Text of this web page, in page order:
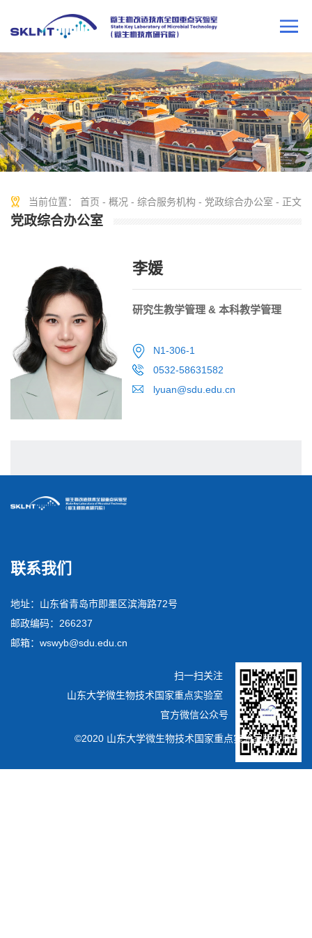
当前位置： 首页 - 概况 - 综合服务机构 - 党政综合办公室 - 正文
党政综合办公室
李媛
研究生教学管理 & 本科教学管理
N1-306-1
0532-58631582
lyuan@sdu.edu.cn
联系我们
地址：山东省青岛市即墨区滨海路72号
邮政编码：266237
邮箱：wswyb@sdu.edu.cn
扫一扫关注
山东大学微生物技术国家重点实验室
官方微信公众号
©2020 山东大学微生物技术国家重点实验室版权所有